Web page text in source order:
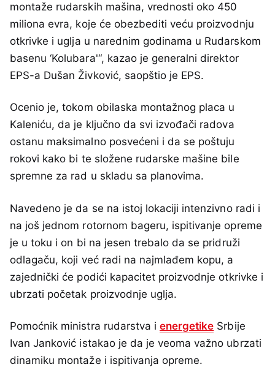
montaže rudarskih mašina, vrednosti oko 450
miliona evra, koje će obezbediti veću proizvodnju
otkrivke i uglјa u narednim godinama u Rudarskom
basenu ‘Kolubara'“, kazao je generalni direktor
EPS-a Dušan Živković, saopštio je EPS.
Ocenio je, tokom obilaska montažnog placa u
Kaleniću, da je klјučno da svi izvođači radova
ostanu maksimalno posvećeni i da se poštuju
rokovi kako bi te složene rudarske mašine bile
spremne za rad u skladu sa planovima.
Navedeno je da se na istoj lokaciji intenzivno radi i
na još jednom rotornom bageru, ispitivanje opreme
je u toku i on bi na jesen trebalo da se pridruži
odlagaču, koji već radi na najmlađem kopu, a
zajednički će podići kapacitet proizvodnje otkrivke i
ubrzati početak proizvodnje uglјa.
Pomoćnik ministra rudarstva ienergetike Srbije
Ivan Janković istakao je da je veoma važno ubrzati
dinamiku montaže i ispitivanja opreme.